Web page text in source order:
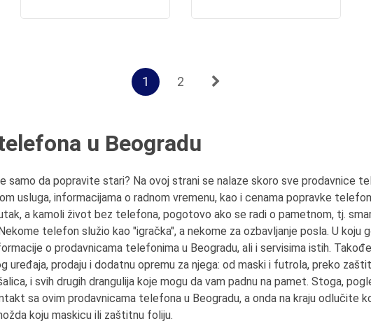
1 2
u Beogradu
da popravite stari? Na ovoj strani se nalaze skoro sve prodavnice
usluga, informacijama o radnom vremenu, kao i cenama popravke
a kamoli život bez telefona, pogotovo ako se radi o pametnom, tj.
telefon služio kao "igračka", a nekome za ozbavljanje posla. U koju
o prodavnicama telefonima u Beogradu, ali i servisima istih.
uređaja, prodaju i dodatnu opremu za njega: od maski i futrola, preko
i svih drugih drangulija koje mogu da vam padnu na pamet. Stoga,
sa ovim prodavnicama telefona u Beogradu, a onda na kraju odlučite
koju maskicu ili zaštitnu foliju.